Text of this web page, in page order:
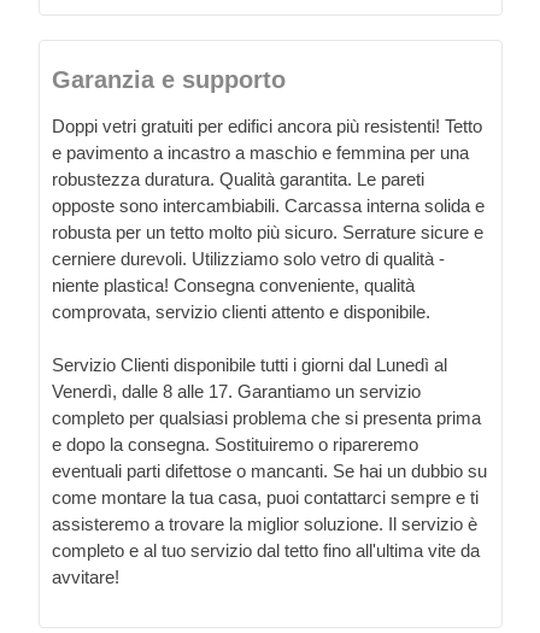
Garanzia e supporto
Doppi vetri gratuiti per edifici ancora più resistenti! Tetto
e pavimento a incastro a maschio e femmina per una
robustezza duratura. Qualità garantita. Le pareti
opposte sono intercambiabili. Carcassa interna solida e
robusta per un tetto molto più sicuro. Serrature sicure e
cerniere durevoli. Utilizziamo solo vetro di qualità -
niente plastica! Consegna conveniente, qualità
comprovata, servizio clienti attento e disponibile.
Servizio Clienti disponibile tutti i giorni dal Lunedì al
Venerdì, dalle 8 alle 17. Garantiamo un servizio
completo per qualsiasi problema che si presenta prima
e dopo la consegna. Sostituiremo o ripareremo
eventuali parti difettose o mancanti. Se hai un dubbio su
come montare la tua casa, puoi contattarci sempre e ti
assisteremo a trovare la miglior soluzione. Il servizio è
completo e al tuo servizio dal tetto fino all'ultima vite da
avvitare!